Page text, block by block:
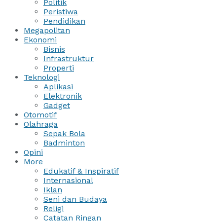
Politik
Peristiwa
Pendidikan
Megapolitan
Ekonomi
Bisnis
Infrastruktur
Properti
Teknologi
Aplikasi
Elektronik
Gadget
Otomotif
Olahraga
Sepak Bola
Badminton
Opini
More
Edukatif & Inspiratif
Internasional
Iklan
Seni dan Budaya
Religi
Catatan Ringan